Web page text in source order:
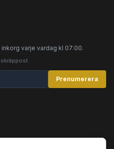
varje vardag kl 07:00.
Prenumerera